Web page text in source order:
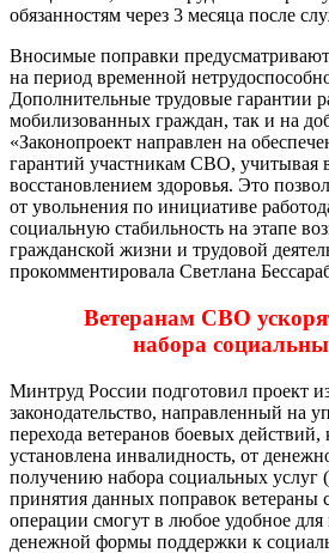
обязанностям через 3 месяца после
Вносимые поправки
на период временной
Дополнительные трудовые гарантии
мобилизованных граждан, так и на
«Законопроект направлен на
гарантий участникам СВО, учитывая
восстановлением здоровья. Это
от увольнения по инициативе
социальную стабильность на этапе
гражданской жизни и трудовой
прокомментировала Светлана
Ветеранам СВО
набора
Минтруд России подготовил проект
законодательство, направленный на
перехода ветеранов боевых
установлена инвалидность, от
получению набора социальных
принятия данных поправок ветераны
операции смогут в любое удобное
денежной формы поддержки к